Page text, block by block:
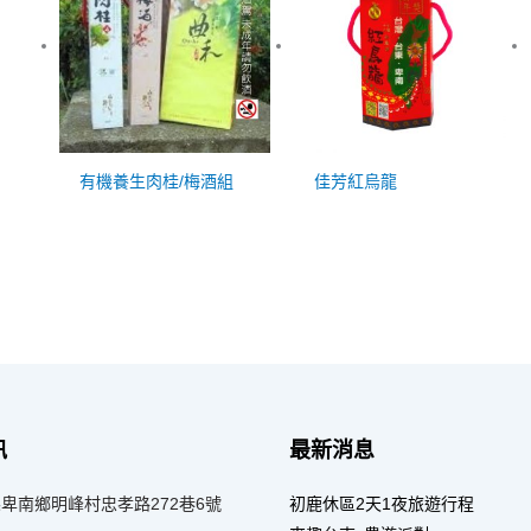
有機養生肉桂/梅酒組 佳芳紅烏龍
南鄉明峰村忠孝路272巷6號
最新消息
初鹿休區2天1夜旅遊行程